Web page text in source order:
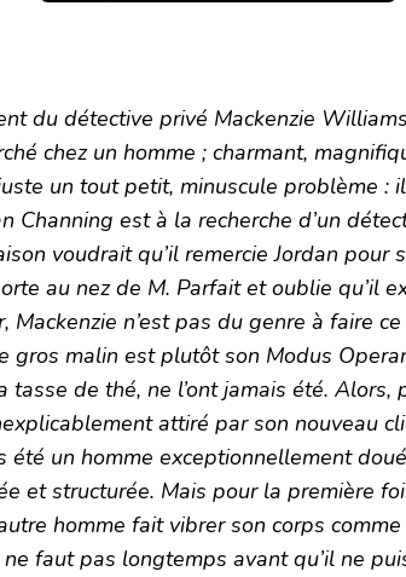
du détective privé Mackenzie
chez un homme ; charmant,
un tout petit, minuscule problème :
Channing est à la recherche d’un
voudrait qu’il remercie Jordan pour
au nez de M. Parfait et oublie qu’il
Mackenzie n’est pas du genre à faire
gros malin est plutôt son Modus
tasse de thé, ne l’ont jamais été. Alors,
attiré par son nouveau
été un homme exceptionnellement
et structurée. Mais pour la première
homme fait vibrer son corps
faut pas longtemps avant qu’il ne